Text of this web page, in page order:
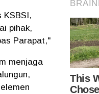
KSBSI,
pihak,
Parapat,"
menjaga